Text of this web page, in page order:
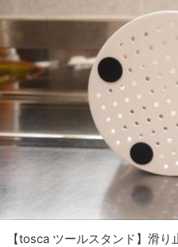
【tosca ツールスタンド】滑